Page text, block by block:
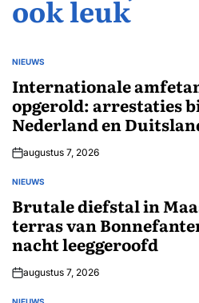
ook leuk
GEPLAATST
NIEUWS
Internationale
opgerold: arrestaties
Nederland en
augustus 7, 2026
GEPLAATST
NIEUWS
Brutale diefstal in
terras van
nacht leeggeroofd
augustus 7, 2026